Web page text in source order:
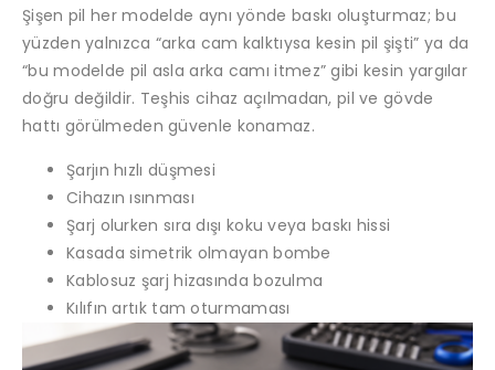
Şişen pil her modelde aynı yönde baskı oluşturmaz; bu
yüzden yalnızca “arka cam kalktıysa kesin pil şişti” ya da
“bu modelde pil asla arka camı itmez” gibi kesin yargılar
doğru değildir. Teşhis cihaz açılmadan, pil ve gövde
hattı görülmeden güvenle konamaz.
Şarjın hızlı düşmesi
Cihazın ısınması
Şarj olurken sıra dışı koku veya baskı hissi
Kasada simetrik olmayan bombe
Kablosuz şarj hizasında bozulma
Kılıfın artık tam oturmaması